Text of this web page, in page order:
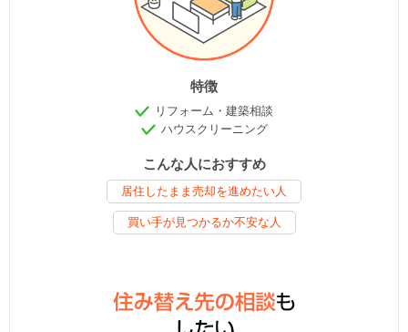
特徴
リフォーム・建築相談
ハウスクリーニング
こんな人におすすめ
居住したまま売却を進めたい人
買い手が見つかるか不安な人